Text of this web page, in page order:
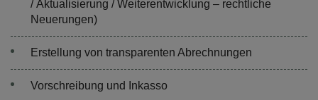
/ Aktualisierung / Weiterentwicklung – rechtliche
Neuerungen)
Erstellung von transparenten Abrechnungen
Vorschreibung und Inkasso